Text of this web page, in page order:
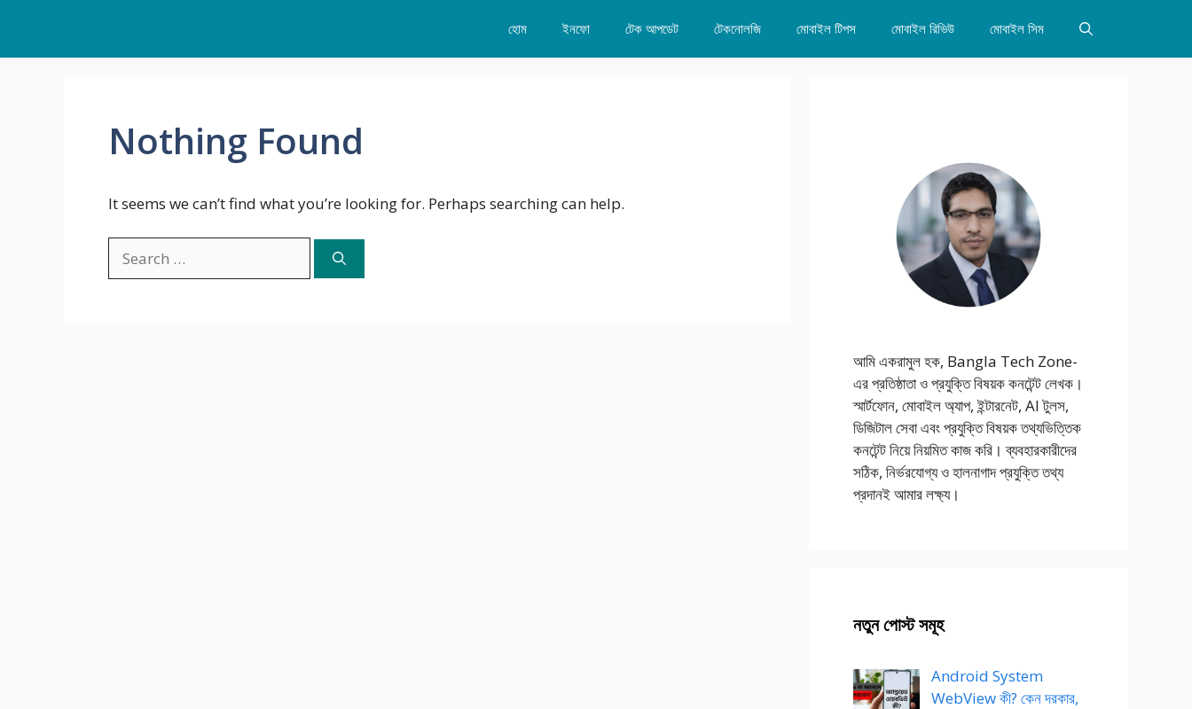
content
হোম ইনফো টেক আপডেট টেকনোলজি মোবাইল টিপস মোবাইল রিভিউ মোবাইল সিম
Nothing Found
It seems we can’t find what you’re looking for. Perhaps searching can help.
for:
আমি একরামুল হক, Bangla Tech Zone-
এর প্রতিষ্ঠাতা ও প্রযুক্তি বিষয়ক কনটেন্ট লেখক।
স্মার্টফোন, মোবাইল অ্যাপ, ইন্টারনেট, AI টুলস,
ডিজিটাল সেবা এবং প্রযুক্তি বিষয়ক তথ্যভিত্তিক
কনটেন্ট নিয়ে নিয়মিত কাজ করি। ব্যবহারকারীদের
সঠিক, নির্ভরযোগ্য ও হালনাগাদ প্রযুক্তি তথ্য
প্রদানই আমার লক্ষ্য।
নতুন পোস্ট সমূহ
Android System
WebView কী? কেন দরকার,